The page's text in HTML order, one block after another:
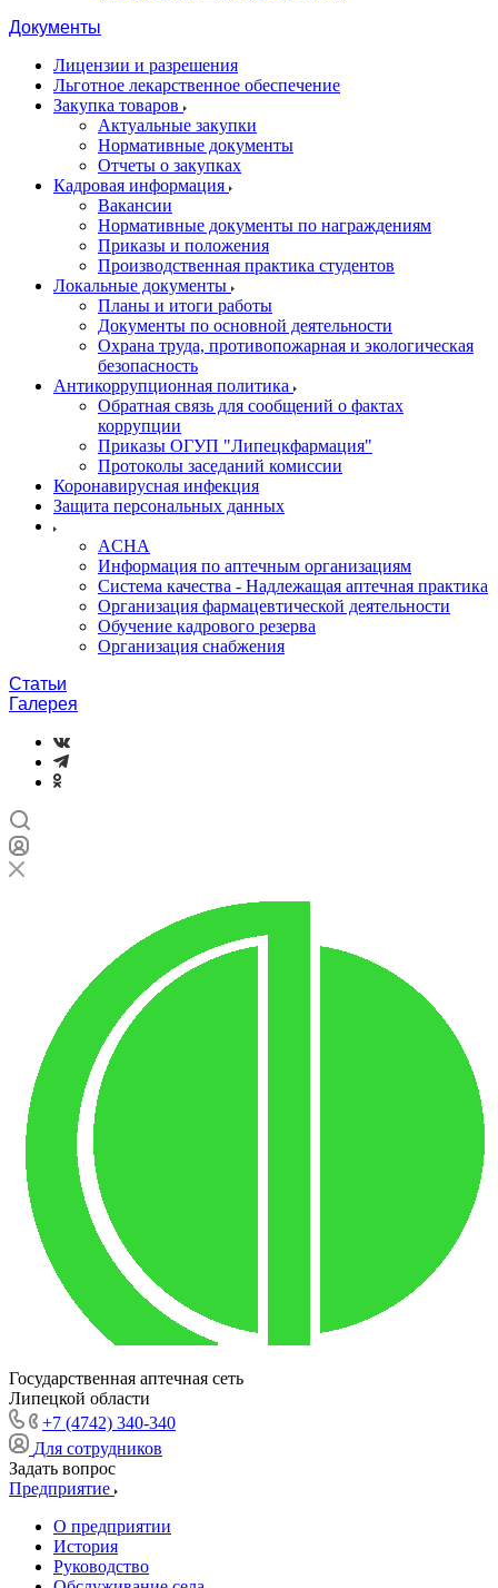
Документы
Лицензии и разрешения
Льготное лекарственное обеспечение
Закупка товаров
Актуальные закупки
Нормативные документы
Отчеты о закупках
Кадровая информация
Вакансии
Нормативные документы по награждениям
Приказы и положения
Производственная практика студентов
Локальные документы
Планы и итоги работы
Документы по основной деятельности
Охрана труда, противопожарная и экологическая
безопасность
Антикоррупционная политика
Обратная связь для сообщений о фактах
коррупции
Приказы ОГУП "Липецкфармация"
Протоколы заседаний комиссии
Коронавирусная инфекция
Защита персональных данных
ACHA
Информация по аптечным организациям
Система качества - Надлежащая аптечная практика
Организация фармацевтической деятельности
Обучение кадрового резерва
Организация снабжения
Статьи
Галерея
Государственная аптечная сеть
Липецкой области
+7 (4742) 340-340
Для сотрудников
Задать вопрос
Предприятие
О предприятии
История
Руководство